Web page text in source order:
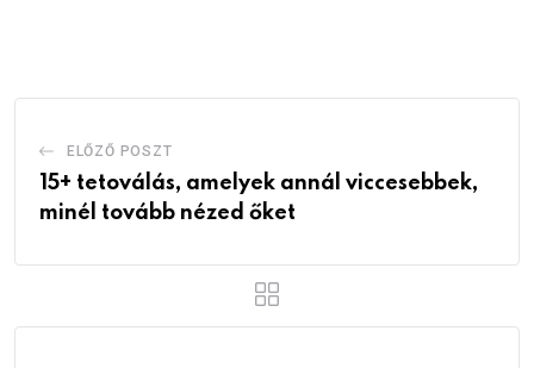
ELŐZŐ POSZT
15+ tetoválás, amelyek annál viccesebbek,
minél tovább nézed őket